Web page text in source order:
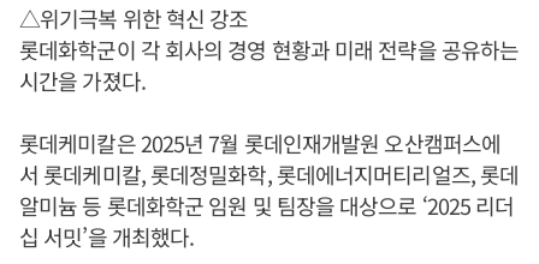
△위기극복 위한 혁신 강조
롯데화학군이 각 회사의 경영 현황과 미래 전략을 공유하는
시간을 가졌다.
롯데케미칼은 2025년 7월 롯데인재개발원 오산캠퍼스에
서 롯데케미칼, 롯데정밀화학, 롯데에너지머티리얼즈, 롯데
알미늄 등 롯데화학군 임원 및 팀장을 대상으로 ‘2025 리더
십 서밋’을 개최했다.